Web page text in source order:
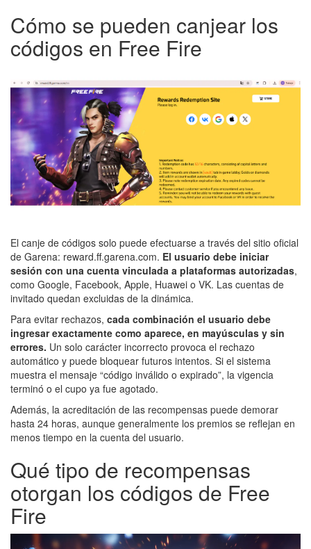
Cómo se pueden canjear los
códigos en Free Fire
El canje de códigos solo puede efectuarse a través del sitio oficial
de Garena: reward.ff.garena.com. El usuario debe iniciar
sesión con una cuenta vinculada a plataformas autorizadas,
como Google, Facebook, Apple, Huawei o VK. Las cuentas de
invitado quedan excluidas de la dinámica.
Para evitar rechazos, cada combinación el usuario debe
ingresar exactamente como aparece, en mayúsculas y sin
errores. Un solo carácter incorrecto provoca el rechazo
automático y puede bloquear futuros intentos. Si el sistema
muestra el mensaje “código inválido o expirado”, la vigencia
terminó o el cupo ya fue agotado.
Además, la acreditación de las recompensas puede demorar
hasta 24 horas, aunque generalmente los premios se reflejan en
menos tiempo en la cuenta del usuario.
Qué tipo de recompensas
otorgan los códigos de Free
Fire